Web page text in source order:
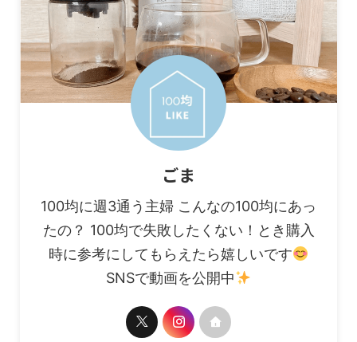
ごま
100均に週3通う主婦 こんなの100均にあっ
時に参考にしてもらえたら嬉しいです